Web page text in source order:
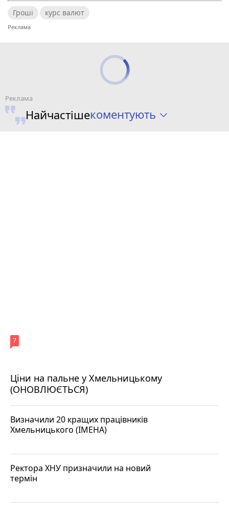
Гроші курс валют
Найчастішекоментують
Ціни на пальне у Хмельницькому
(ОНОВЛЮЄТЬСЯ)
7
Визначили 20 кращих працівників
Хмельницького (ІМЕНА)
Ректора ХНУ призначили на новий
термін